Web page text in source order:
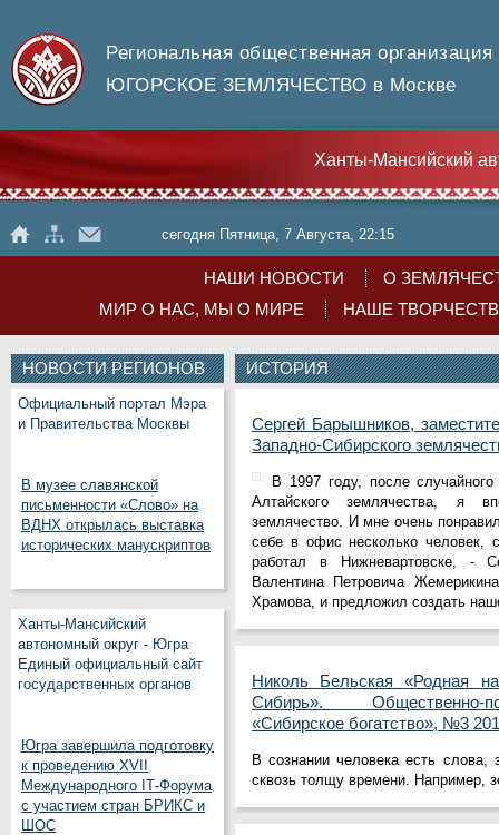
Региональная общественная организация
ЮГОРСКОЕ ЗЕМЛЯЧЕСТВО в Москве
Ханты-Мансийский
сегодня Пятница, 7 Августа, 22:15
НАШИ НОВОСТИ
О
МИР О НАС, МЫ О МИРЕ
НАШЕ
НОВОСТИ РЕГИОНОВ
Официальный портал Мэра
и Правительства Москвы
В музее славянской
письменности «Слово» на
ВДНХ открылась выставка
исторических манускриптов
Ханты-Мансийский
автономный округ - Югра
Единый официальный сайт
государственных органов
Югра завершила подготовку
к проведению XVII
Международного IT‑Форума
с участием стран БРИКС и
ШОС
ИСТОРИЯ
Сергей Барышников,
Западно-Сибирского
В 1997 году, после
Алтайского землячества, я
землячество. И мне очень
себе в офис несколько человек,
работал в Нижневартовске, -
Валентина Петровича
Храмова, и предложил создать
Николь Бельская «Родная
Сибирь». Общественно-
«Сибирское богатство», №3
В сознании человека есть слова,
сквозь толщу времени. Например,